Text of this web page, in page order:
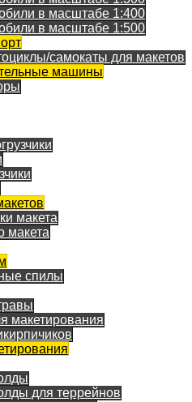
в масштабе 1:400
в масштабе 1:500
самокаты для макетов
машины
макета
макета
спилы
макетирования
для террейнов